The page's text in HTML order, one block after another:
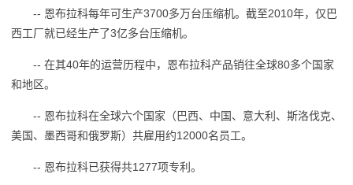
-- 恩布拉科每年可生产3700多万台压缩机。截至2010年，仅巴
西工厂就已经生产了3亿多台压缩机。
-- 在其40年的运营历程中，恩布拉科产品销往全球80多个国家
和地区。
-- 恩布拉科在全球六个国家（巴西、中国、意大利、斯洛伐克、
美国、墨西哥和俄罗斯）共雇用约12000名员工。
-- 恩布拉科已获得共1277项专利。